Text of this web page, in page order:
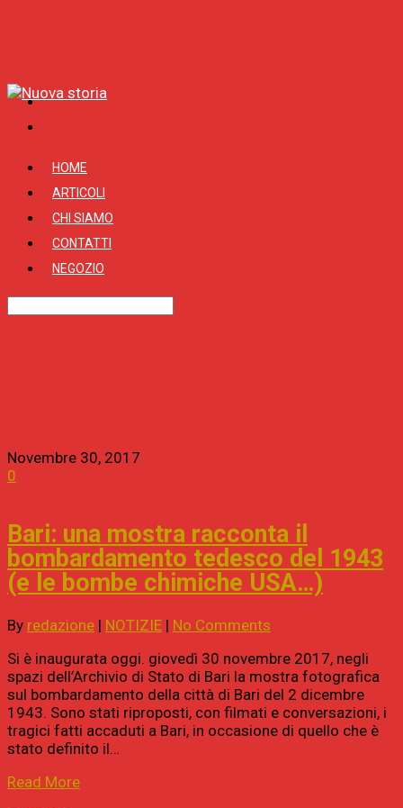
HOME
ARTICOLI
CHI SIAMO
CONTATTI
NEGOZIO
Novembre 30, 2017
0
Bari: una mostra racconta il
bombardamento tedesco del 1943
(e le bombe chimiche USA…)
By redazione | NOTIZIE | No Comments
Si è inaugurata oggi. giovedì 30 novembre 2017, negli
spazi dell’Archivio di Stato di Bari la mostra fotografica
sul bombardamento della città di Bari del 2 dicembre
1943. Sono stati riproposti, con filmati e conversazioni, i
tragici fatti accaduti a Bari, in occasione di quello che è
stato definito il…
Read More